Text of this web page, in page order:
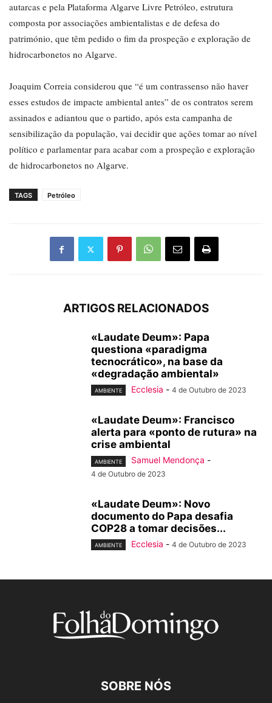
autarcas e pela Plataforma Algarve Livre Petróleo, estrutura
composta por associações ambientalistas e de defesa do
património, que têm pedido o fim da prospeção e exploração de
hidrocarbonetos no Algarve.
Joaquim Correia considerou que “é um contrassenso não haver
esses estudos de impacte ambiental antes” de os contratos serem
assinados e adiantou que o partido, após esta campanha de
sensibilização da população, vai decidir que ações tomar ao nível
político e parlamentar para acabar com a prospeção e exploração
de hidrocarbonetos no Algarve.
TAGS Petróleo
ARTIGOS RELACIONADOS
«Laudate Deum»: Papa
questiona «paradigma
tecnocrático», na base da
«degradação ambiental»
AMBIENTE Ecclesia - 4 de Outubro de 2023
«Laudate Deum»: Francisco
alerta para «ponto de rutura» na
crise ambiental
AMBIENTE Samuel Mendonça -
4 de Outubro de 2023
«Laudate Deum»: Novo
documento do Papa desafia
COP28 a tomar decisões...
AMBIENTE Ecclesia - 4 de Outubro de 2023
SOBRE NÓS